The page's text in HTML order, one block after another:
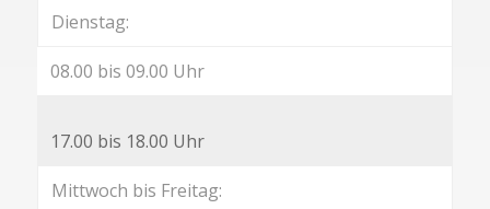
Dienstag:
08.00 bis 09.00 Uhr
17.00 bis 18.00 Uhr
Mittwoch bis Freitag: